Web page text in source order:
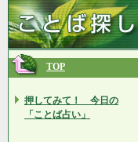
TOP
押してみて！ 今日の
「ことば占い」